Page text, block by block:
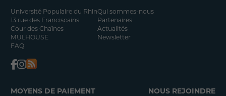
Université Populaire du Rhin
13 rue des Franciscains
Cour des Chaînes
MULHOUSE
FAQ
Qui sommes-nous
Partenaires
Actualités
Newsletter
MOYENS DE PAIEMENT NOUS REJOINDRE